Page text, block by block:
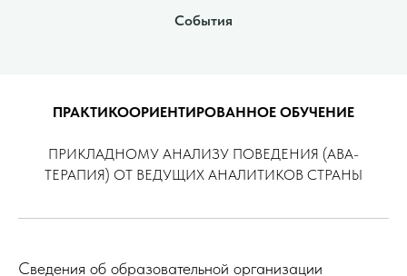
События
ПРАКТИКООРИЕНТИРОВАННОЕ ОБУЧЕНИЕ
ПРИКЛАДНОМУ АНАЛИЗУ ПОВЕДЕНИЯ (АВА-
ТЕРАПИЯ) ОТ ВЕДУЩИХ АНАЛИТИКОВ СТРАНЫ
Сведения об образовательной организации